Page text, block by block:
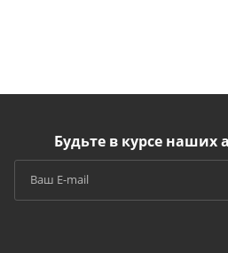
Будьте в курсе наших